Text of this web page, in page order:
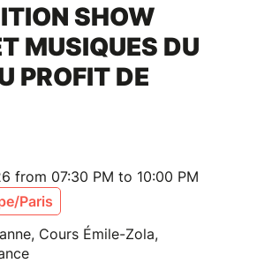
SHOW
MUSIQUES DU
PROFIT DE
from 07:30 PM to 10:00 PM
Paris
Cours Émile-Zola,